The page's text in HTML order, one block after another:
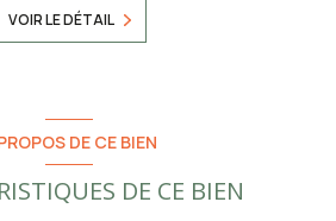
VOIR LE DÉTAIL
DE CE BIEN
DE CE BIEN